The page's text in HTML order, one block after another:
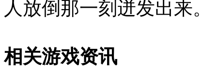
人放倒那一刻迸发出来。
相关游戏资讯